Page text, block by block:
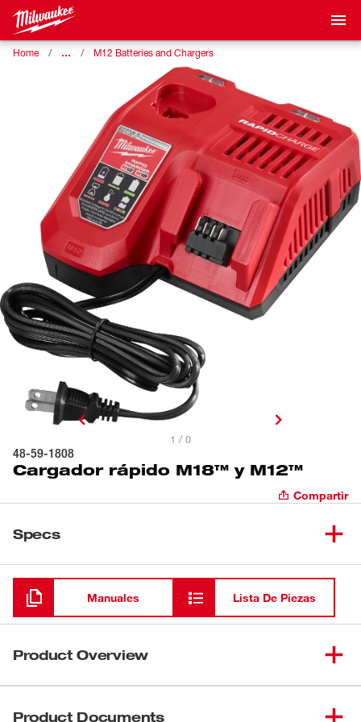
Home … M12 Batteries and Chargers
1 / 0
48-59-1808
Cargador rápido M18™ y M12™
Compartir
Specs
Cargando
Manuales Lista De Piezas
Product Overview
hasta 40 % más rápido, lo que reduce el tiempo de
Product Documents